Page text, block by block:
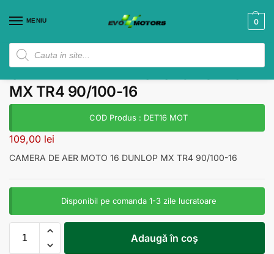
MENIU 0
MX TR4 90/100-16
COD Produs : DET16 MOT
109,00 lei
CAMERA DE AER MOTO 16 DUNLOP MX TR4 90/100-16
Disponibil pe comanda 1-3 zile lucratoare
Adaugă în coș